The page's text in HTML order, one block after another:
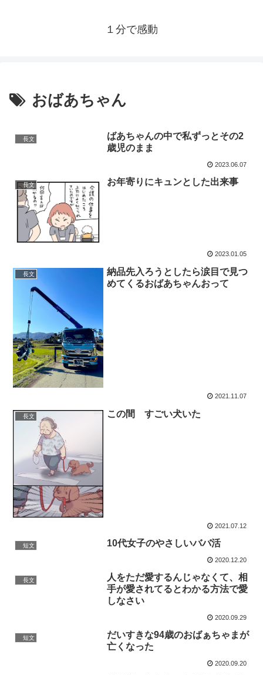
１分で感動
おばあちゃん
長文
ばあちゃんの中で私ずっとその2
歳児のまま
2023.06.07
長文 お年寄りにキュンとした出来事
2023.01.05
長文
納品先入ろうとしたら涙目で見つ
めてくるおばあちゃんおって
2021.11.07
長文 この間 すごい犬いた
2021.07.12
短文 10代女子のやさしいババ活
2020.12.20
長文
人をただ愛するんじゃなくて、相
手が愛されてるとわかる方法で愛
しなさい
2020.09.29
短文
だいすきな94歳のおばぁちゃまが
亡くなった
2020.09.20